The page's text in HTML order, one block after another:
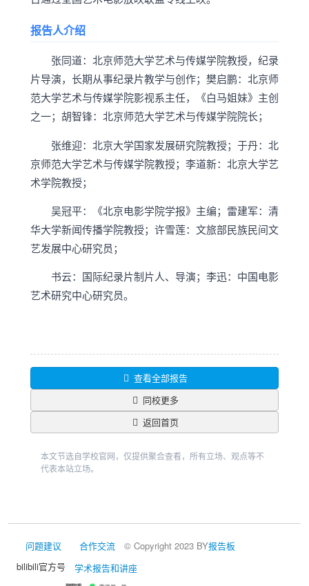
报告人介绍
张同道：北京师范大学艺术与传媒学院教授，纪录
片导演，长期从事纪录片教学与创作；樊启鹏：北京师
范大学艺术与传媒学院影视系主任，《白马姐妹》主创
之一；胡智锋：北京师范大学艺术与传媒学院院长；
张维迎：北京大学国家发展研究院教授；于丹：北
京师范大学艺术与传媒学院教授；李道新：北京大学艺
术学院教授；
吴冠平：《北京电影学院学报》主编；雷建军：清
华大学新闻传播学院教授；许雪莲：文旅部民族民间文
艺发展中心研究员；
书云：国际纪录片制片人、导演；李迅：中国电影
艺术研究中心研究员。
查看全部报告
同校更多
返回首页
本文节选自学校官网，仅提供聚合查看，所有立场、观点等不
代表本站立场。
问题建议 合作交流 © Copyright 2023 BY报告板
bilibili官方号
学术报告和讲座